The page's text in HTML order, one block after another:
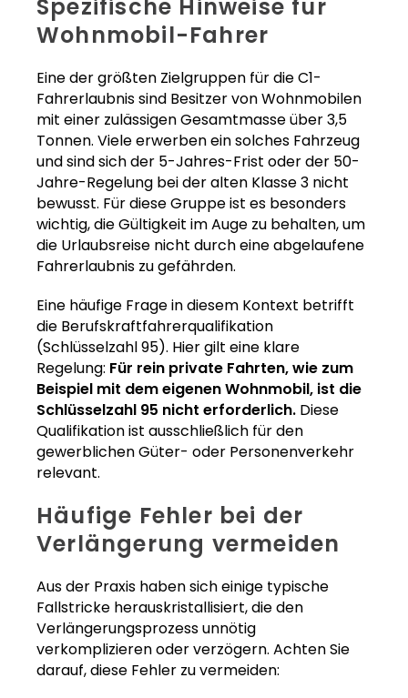
Spezifische Hinweise für
Wohnmobil-Fahrer
Eine der größten Zielgruppen für die C1-
Fahrerlaubnis sind Besitzer von Wohnmobilen
mit einer zulässigen Gesamtmasse über 3,5
Tonnen. Viele erwerben ein solches Fahrzeug
und sind sich der 5-Jahres-Frist oder der 50-
Jahre-Regelung bei der alten Klasse 3 nicht
bewusst. Für diese Gruppe ist es besonders
wichtig, die Gültigkeit im Auge zu behalten, um
die Urlaubsreise nicht durch eine abgelaufene
Fahrerlaubnis zu gefährden.
Eine häufige Frage in diesem Kontext betrifft
die Berufskraftfahrerqualifikation
(Schlüsselzahl 95). Hier gilt eine klare
Regelung: Für rein private Fahrten, wie zum
Beispiel mit dem eigenen Wohnmobil, ist die
Schlüsselzahl 95 nicht erforderlich. Diese
Qualifikation ist ausschließlich für den
gewerblichen Güter- oder Personenverkehr
relevant.
Häufige Fehler bei der
Verlängerung vermeiden
Aus der Praxis haben sich einige typische
Fallstricke herauskristallisiert, die den
Verlängerungsprozess unnötig
verkomplizieren oder verzögern. Achten Sie
darauf, diese Fehler zu vermeiden: